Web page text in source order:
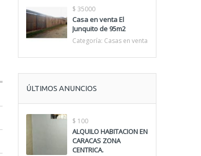
$ 35000
Casa en venta El
Junquito de 95m2
Categoría: Casas en venta
ÚLTIMOS ANUNCIOS
$ 100
ALQUILO HABITACION EN
CARACAS ZONA
CENTRICA.